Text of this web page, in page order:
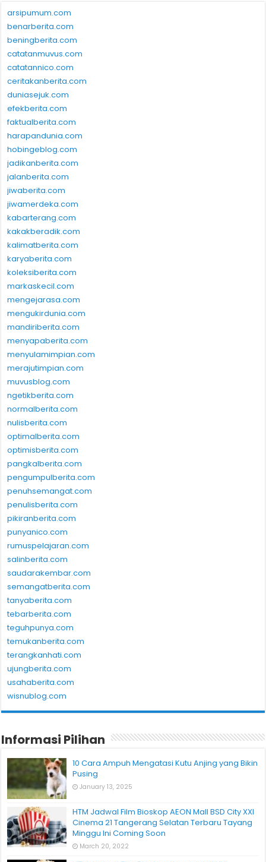
arsipumum.com
benarberita.com
beningberita.com
catatanmuvus.com
catatannico.com
ceritakanberita.com
duniasejuk.com
efekberita.com
faktualberita.com
harapandunia.com
hobingeblog.com
jadikanberita.com
jalanberita.com
jiwaberita.com
jiwamerdeka.com
kabarterang.com
kakakberadik.com
kalimatberita.com
karyaberita.com
koleksiberita.com
markaskecil.com
mengejarasa.com
mengukirdunia.com
mandiriberita.com
menyapaberita.com
menyulamimpian.com
merajutimpian.com
muvusblog.com
ngetikberita.com
normalberita.com
nulisberita.com
optimalberita.com
optimisberita.com
pangkalberita.com
pengumpulberita.com
penuhsemangat.com
penulisberita.com
pikiranberita.com
punyanico.com
rumuspelajaran.com
salinberita.com
saudarakembar.com
semangatberita.com
tanyaberita.com
tebarberita.com
teguhpunya.com
temukanberita.com
terangkanhati.com
ujungberita.com
usahaberita.com
wisnublog.com
Informasi Pilihan
10 Cara Ampuh Mengatasi Kutu Anjing yang Bikin
Pusing
January 13, 2025
HTM Jadwal Film Bioskop AEON Mall BSD City XXI
Cinema 21 Tangerang Selatan Terbaru Tayang
Minggu Ini Coming Soon
March 20, 2022